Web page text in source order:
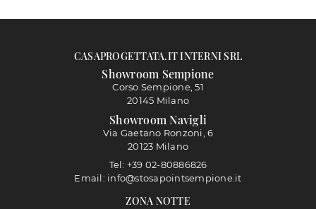
ZONA NOTTE
CASAPROGETTATA.IT INTERNI SRL
Showroom Sempione
Corso Sempione, 51
20145 Milano
Showroom Navigli
Via Gaetano Ronzoni, 6
20123 Milano
Tel: +39 02-80886826
Email: info@stosapointsempione.it